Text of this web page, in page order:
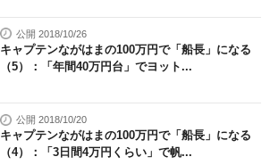
公開 2018/10/26
キャプテンながはまの100万円で「船長」になる
（5）：「年間40万円台」でヨット...
公開 2018/10/20
キャプテンながはまの100万円で「船長」になる
（4）：「3日間4万円くらい」で帆...